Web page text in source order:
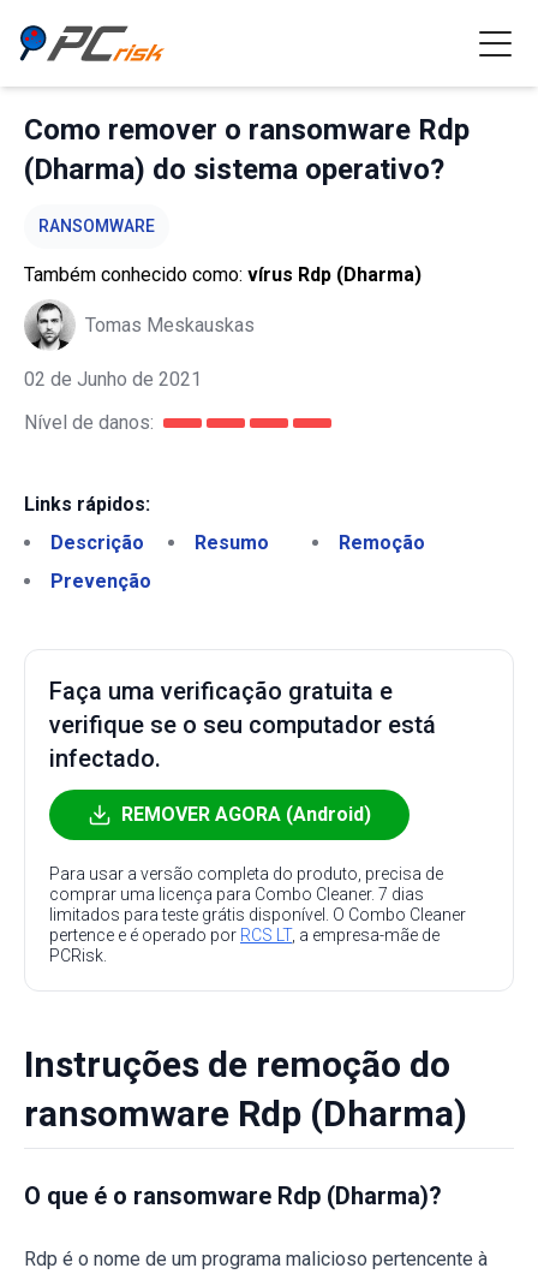
Como remover o ransomware Rdp
(Dharma) do sistema operativo?
RANSOMWARE
Também conhecido como: vírus Rdp (Dharma)
Tomas Meskauskas
02 de Junho de 2021
Nível de danos:
Links rápidos:
Descrição
Resumo
Remoção
Prevenção
Faça uma verificação gratuita e
verifique se o seu computador está
infectado.
REMOVER AGORA (Android)
Para usar a versão completa do produto, precisa de
comprar uma licença para Combo Cleaner. 7 dias
limitados para teste grátis disponível. O Combo Cleaner
pertence e é operado por RCS LT, a empresa-mãe de
PCRisk.
Instruções de remoção do
ransomware Rdp (Dharma)
O que é o ransomware Rdp (Dharma)?
Rdp é o nome de um programa malicioso pertencente à